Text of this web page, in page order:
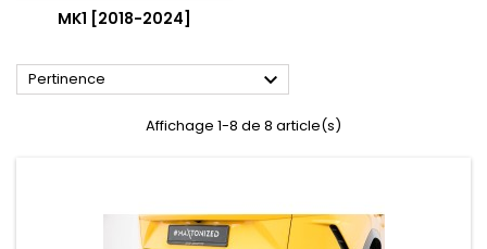
MK1 [2018-2024]
Pertinence 
Affichage 1-8 de 8 article(s)